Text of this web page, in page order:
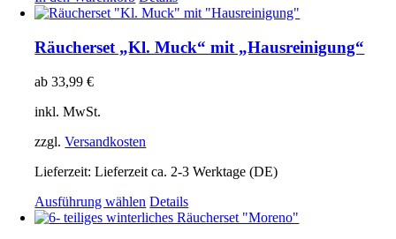
Räucherset „Kl. Muck“ mit „Hausreinigung“
ab33,99€
inkl. MwSt.
zzgl.Versandkosten
Lieferzeit:Lieferzeit ca. 2-3 Werktage (DE)
Ausführung wählen Dieses
Produkt
Details